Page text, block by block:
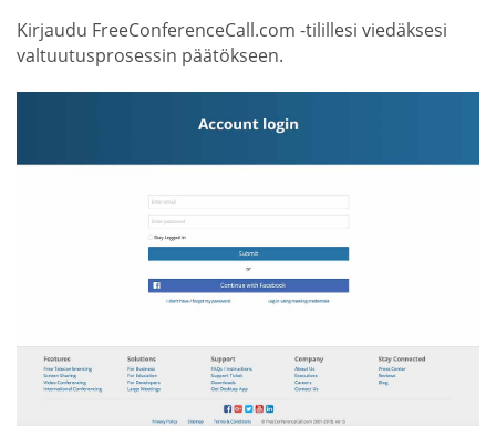
Kirjaudu FreeConferenceCall.com -tilillesi viedäksesi
valtuutusprosessin päätökseen.